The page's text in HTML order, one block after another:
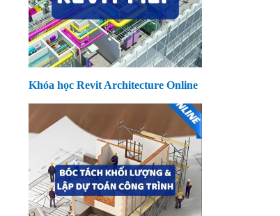
Khóa học Revit Architecture Online